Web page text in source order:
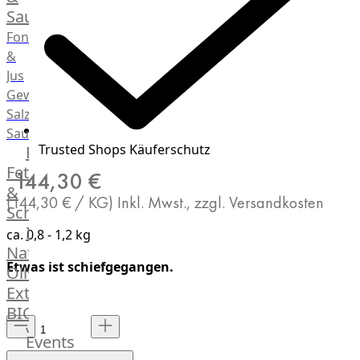
Saucen
Fonds
&
Jus
Gewürze
Salz
Saucen
Butter,
Fett
&
Schmalz
ItalianBar
Natives
Olivenöl
Extra
BIO
Veggie
Hardware
Events
Trusted Shops Käuferschutz
144,30 €
(144,30 € / KG) Inkl. Mwst., zzgl. Versandkosten
ca. 0,8 - 1,2 kg
Etwas ist schiefgegangen.